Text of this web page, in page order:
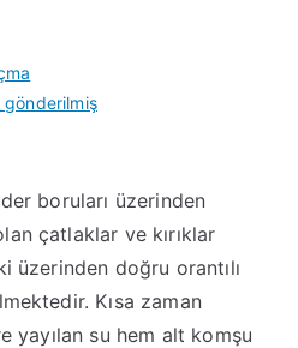
boruları üzerinden
çatlaklar ve kırıklar
üzerinden doğru orantılı
Kısa zaman
yayılan su hem alt komşu